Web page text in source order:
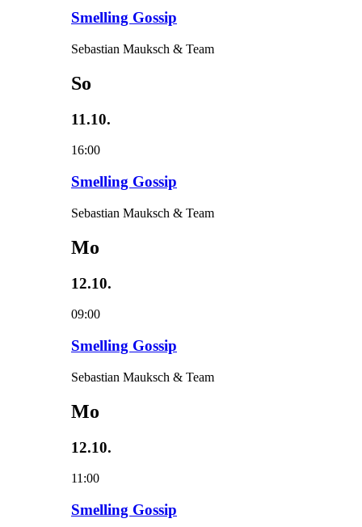
Smelling Gossip
Sebastian Mauksch & Team
So
11.10.
16:00
Smelling Gossip
Sebastian Mauksch & Team
Mo
12.10.
09:00
Smelling Gossip
Sebastian Mauksch & Team
Mo
12.10.
11:00
Smelling Gossip